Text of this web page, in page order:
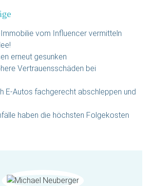
vom Influencer vermitteln
erneut gesunken
Vertrauensschäden bei
E-Autos fachgerecht abschleppen und
haben die höchsten Folgekosten